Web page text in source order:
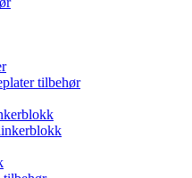
tilbehør